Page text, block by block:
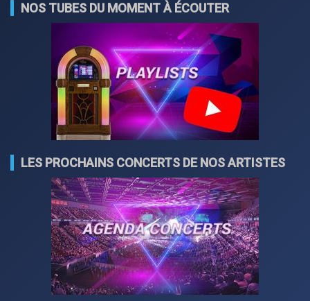
NOS TUBES DU MOMENT À ÉCOUTER
LES PROCHAINS CONCERTS DE NOS ARTISTES